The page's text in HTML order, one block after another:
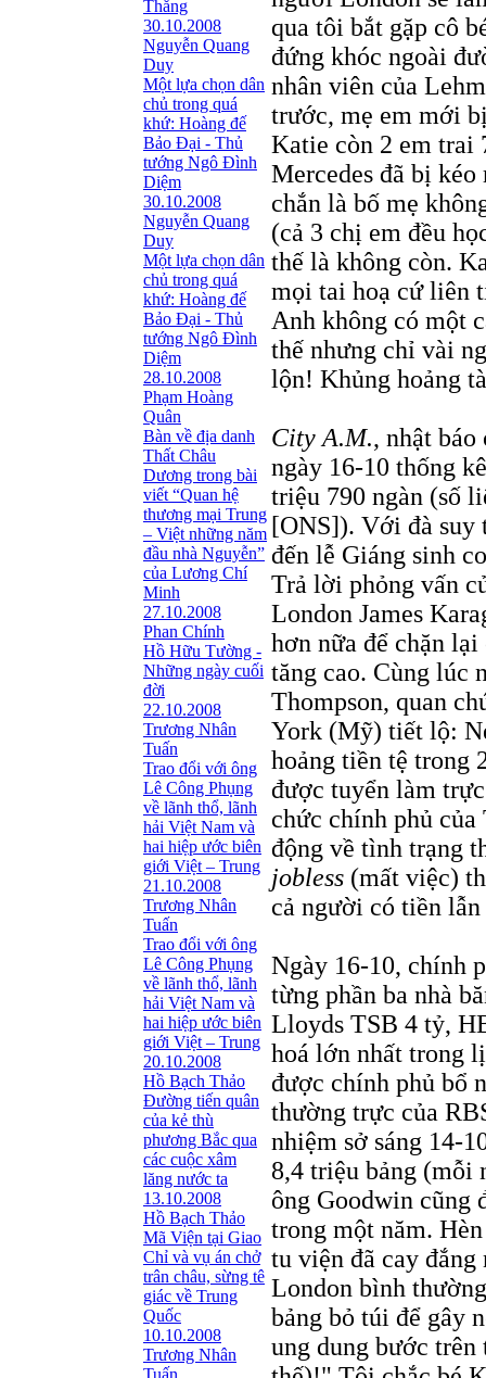
Thắng
30.10.2008
Nguyễn Quang
Duy
Một lựa chọn dân
chủ trong quá
khứ: Hoàng đế
Bảo Đại - Thủ
tướng Ngô Ðình
Diệm
30.10.2008
Nguyễn Quang
Duy
Một lựa chọn dân
chủ trong quá
khứ: Hoàng đế
Bảo Đại - Thủ
tướng Ngô Ðình
Diệm
28.10.2008
Phạm Hoàng
Quân
Bàn về địa danh
Thất Châu
Dương trong bài
viết “Quan hệ
thương mại Trung
– Việt những năm
đầu nhà Nguyễn”
của Lương Chí
Minh
27.10.2008
Phan Chính
Hồ Hữu Tường -
Những ngày cuối
đời
22.10.2008
Trương Nhân
Tuấn
Trao đổi với ông
Lê Công Phụng
về lãnh thổ, lãnh
hải Việt Nam và
hai hiệp ước biên
giới Việt – Trung
21.10.2008
Trương Nhân
Tuấn
Trao đổi với ông
Lê Công Phụng
về lãnh thổ, lãnh
hải Việt Nam và
hai hiệp ước biên
giới Việt – Trung
20.10.2008
Hồ Bạch Thảo
Ðường tiến quân
của kẻ thù
phương Bắc qua
các cuộc xâm
lăng nước ta
13.10.2008
Hồ Bạch Thảo
Mã Viện tại Giao
Chỉ và vụ án chở
trân châu, sừng tê
giác về Trung
Quốc
10.10.2008
Trương Nhân
Tuấn
qua tôi bắt gặp cô
đứng khóc ngoài
nhân viên của
trước, mẹ em mới
Katie còn 2 em trai
Mercedes đã bị
chắn là bố mẹ
(cả 3 chị em đều
thế là không còn.
mọi tai hoạ cứ liên
Anh không có một
thế nhưng chỉ vài
lộn! Khủng hoảng
City A.M., nhật
ngày 16-10 thống
triệu 790 ngàn (số
[ONS]). Với đà suy
đến lễ Giáng sinh
Trả lời phỏng vấn
London James
hơn nữa để chặn
tăng cao. Cùng lúc
Thompson, quan
York (Mỹ) tiết lộ:
hoảng tiền tệ trong
được tuyển làm
chức chính phủ
động về tình trạng
jobless (mất việc)
cả người có tiền
Ngày 16-10, chính
từng phần ba nhà
Lloyds TSB 4 tỷ,
hoá lớn nhất trong
được chính phủ bổ
thường trực của
nhiệm sở sáng 14-
8,4 triệu bảng (mỗi
ông Goodwin cũng
trong một năm.
tu viện đã cay
London bình
bảng bỏ túi để gây
ung dung bước